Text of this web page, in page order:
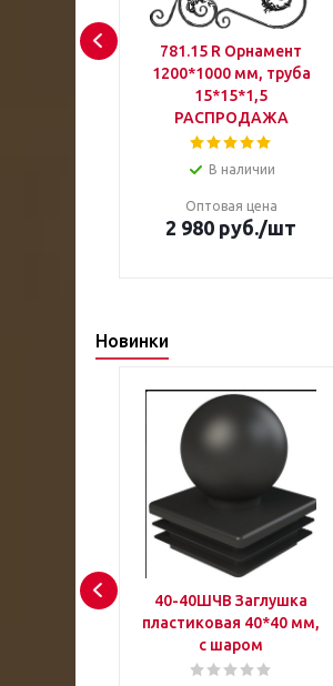
781.15 R Орнамент
1200*1000 мм, труба
15*15*1,5
РАСПРОДАЖА
В наличии
Оптовая цена
2 980 руб./шт
Новинки
40-40ШЧВ Заглушка
пластиковая 40*40 мм,
с шаром